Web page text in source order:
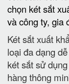
chọn két sắt
và công ty, gia
Két sắt xuất
loại đa dạng
két sắt sử
hàng thông